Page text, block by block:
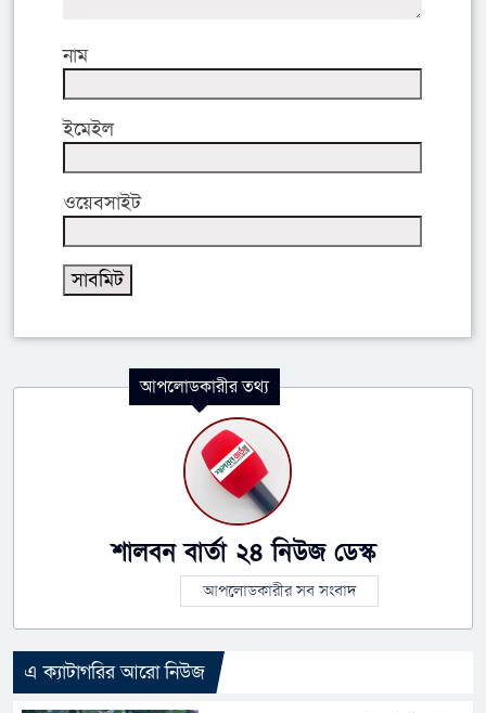
নাম
ইমেইল
ওয়েবসাইট
আপলোডকারীর তথ্য
শালবন বার্তা ২৪ নিউজ ডেস্ক
আপলোডকারীর সব সংবাদ
এ ক্যাটাগরির আরো নিউজ